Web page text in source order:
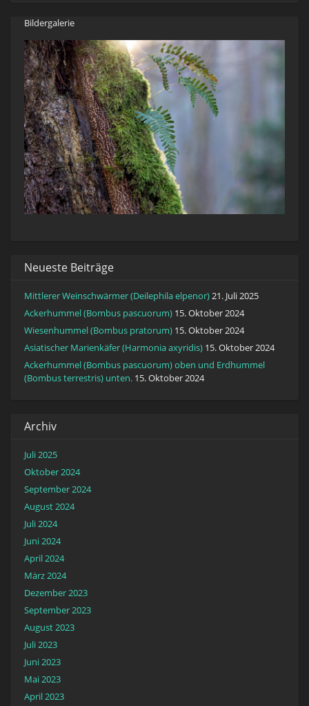
Bildergalerie
Neueste Beiträge
Mittlerer Weinschwärmer (Deilephila elpenor)21. Juli 2025
Ackerhummel (Bombus pascuorum) 15. Oktober 2024
Wiesenhummel (Bombus pratorum) 15. Oktober 2024
Asiatischer Marienkäfer (Harmonia axyridis) 15. Oktober 2024
Ackerhummel (Bombus pascuorum) oben und Erdhummel
(Bombus terrestris) unten. 15. Oktober 2024
Archiv
Juli 2025
Oktober 2024
September 2024
August 2024
Juli 2024
Juni 2024
April 2024
März 2024
Dezember 2023
September 2023
August 2023
Juli 2023
Juni 2023
Mai 2023
April 2023